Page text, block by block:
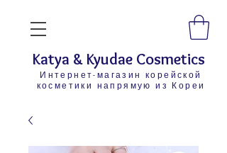
Katya & Kyudae Cosmetics
Интернет-магазин корейской
косметики напрямую из Кореи